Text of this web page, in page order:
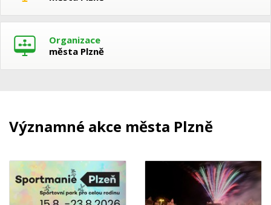
Organizace
města Plzně
Významné akce města Plzně